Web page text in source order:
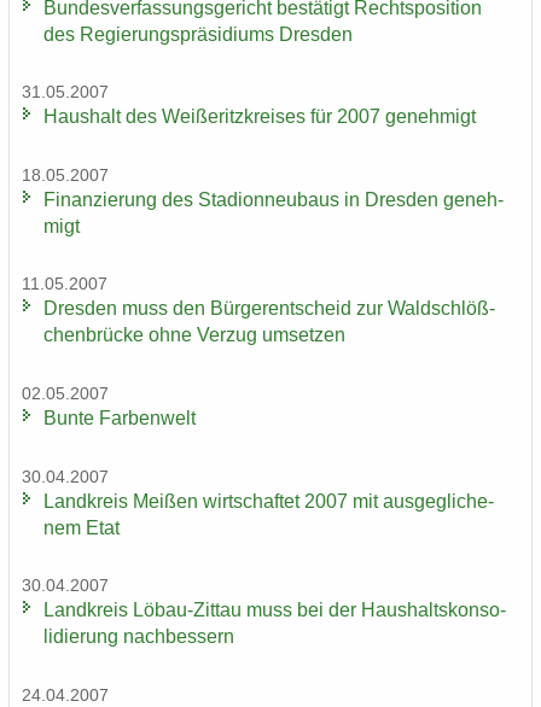
Bun­des­ver­fas­sungs­ge­richt be­stä­tigt Rechts­po­si­ti­on
des Re­gie­rungs­prä­si­di­ums Dres­den
31.05.2007
Haus­halt des Wei­ße­ritz­krei­ses für 2007 ge­neh­migt
18.05.2007
Fi­nan­zie­rung des Sta­di­on­neu­baus in Dres­den ge­neh­
migt
11.05.2007
Dres­den muss den Bür­ger­ent­scheid zur Wald­schlöß­
chen­brü­cke ohne Ver­zug um­set­zen
02.05.2007
Bunte Far­ben­welt
30.04.2007
Land­kreis Mei­ßen wirt­schaf­tet 2007 mit aus­ge­gli­che­
nem Etat
30.04.2007
Land­kreis Löbau-​Zittau muss bei der Haus­halts­kon­so­
li­die­rung nach­bes­sern
24.04.2007